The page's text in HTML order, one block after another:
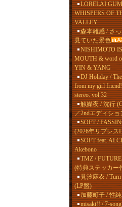
LORELAI
WHISPERS OF
VALLEY
森本雑感 / さ
見ていた景色
NISHIMOTO
MOUTH & word
YIN & YANG
DJ Holiday /
from my girl
stereo. vol.32
触媒夜 / 沈行
／2ndエディショ
SOFT /
(2026年リプレス
SOFT feat.
Akebono
TMZ /
(特典ステッカー
見汐麻衣 / Turn
(LP盤)
加藤町子 / 性純
misaki!! / 7-